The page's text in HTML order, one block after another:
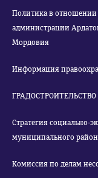
Политика в отношении
администрации
Мордовия
Информация
ГРАДОСТРОИТЕЛЬСТВО
Стратегия социально-
муниципального
Комиссия по делам